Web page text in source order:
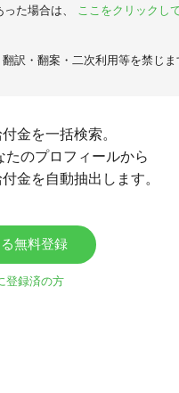
た場合は、 ここをクリックし
訳・翻案・二次利用等を禁じま
金を一括検索。
のプロフィールから
金を自動抽出します。
無料登録
登録済の方